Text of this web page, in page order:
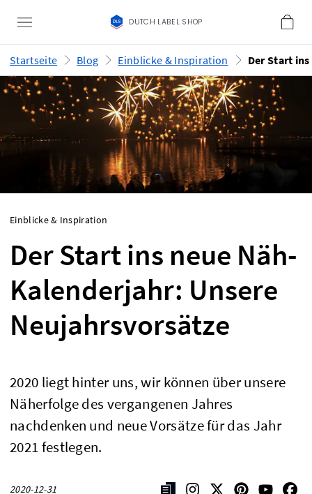
DUTCH LABEL SHOP
Startseite Blog Einblicke & Inspiration
Einblicke & Inspiration
Der Start ins neue Näh-
Kalenderjahr: Unsere
Neujahrsvorsätze
2020 liegt hinter uns, wir können über unsere
Näherfolge des vergangenen Jahres
nachdenken und neue Vorsätze für das Jahr
2021 festlegen.
2020-12-31